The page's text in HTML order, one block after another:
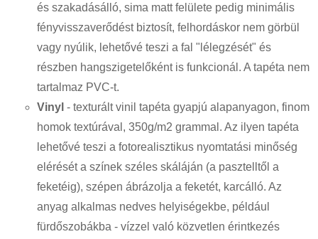
és szakadásálló, sima matt felülete pedig minimális
fényvisszaverődést biztosít, felhordáskor nem görbül
vagy nyúlik, lehetővé teszi a fal "lélegzését" és
részben hangszigetelőként is funkcionál. A tapéta nem
tartalmaz PVC-t.
Vinyl - texturált vinil tapéta gyapjú alapanyagon, finom
homok textúrával, 350g/m2 grammal. Az ilyen tapéta
lehetővé teszi a fotorealisztikus nyomtatási minőség
elérését a színek széles skáláján (a pasztelltől a
feketéig), szépen ábrázolja a feketét, karcálló. Az
anyag alkalmas nedves helyiségekbe, például
fürdőszobákba - vízzel való közvetlen érintkezés